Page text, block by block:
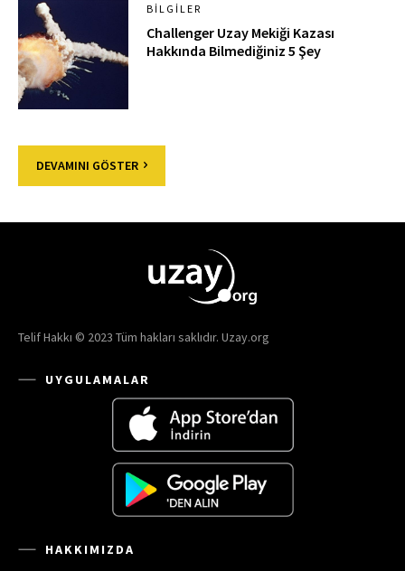
BILGILER
Challenger Uzay Mekiği Kazası
Hakkında Bilmediğiniz 5 Şey
DEVAMINI GÖSTER
Telif Hakkı © 2023 Tüm hakları saklıdır. Uzay.org
UYGULAMALAR
HAKKIMIZDA